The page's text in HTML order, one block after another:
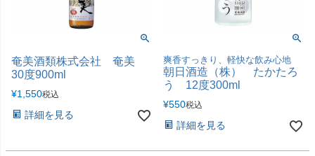
奄美酒類株式会社 奄美
30度900ml
¥1,550税込
詳細を見る
爽香すっきり、軽快な飲み心地
朝日酒造（株） たかたろ
う 12度300ml
¥550税込
詳細を見る